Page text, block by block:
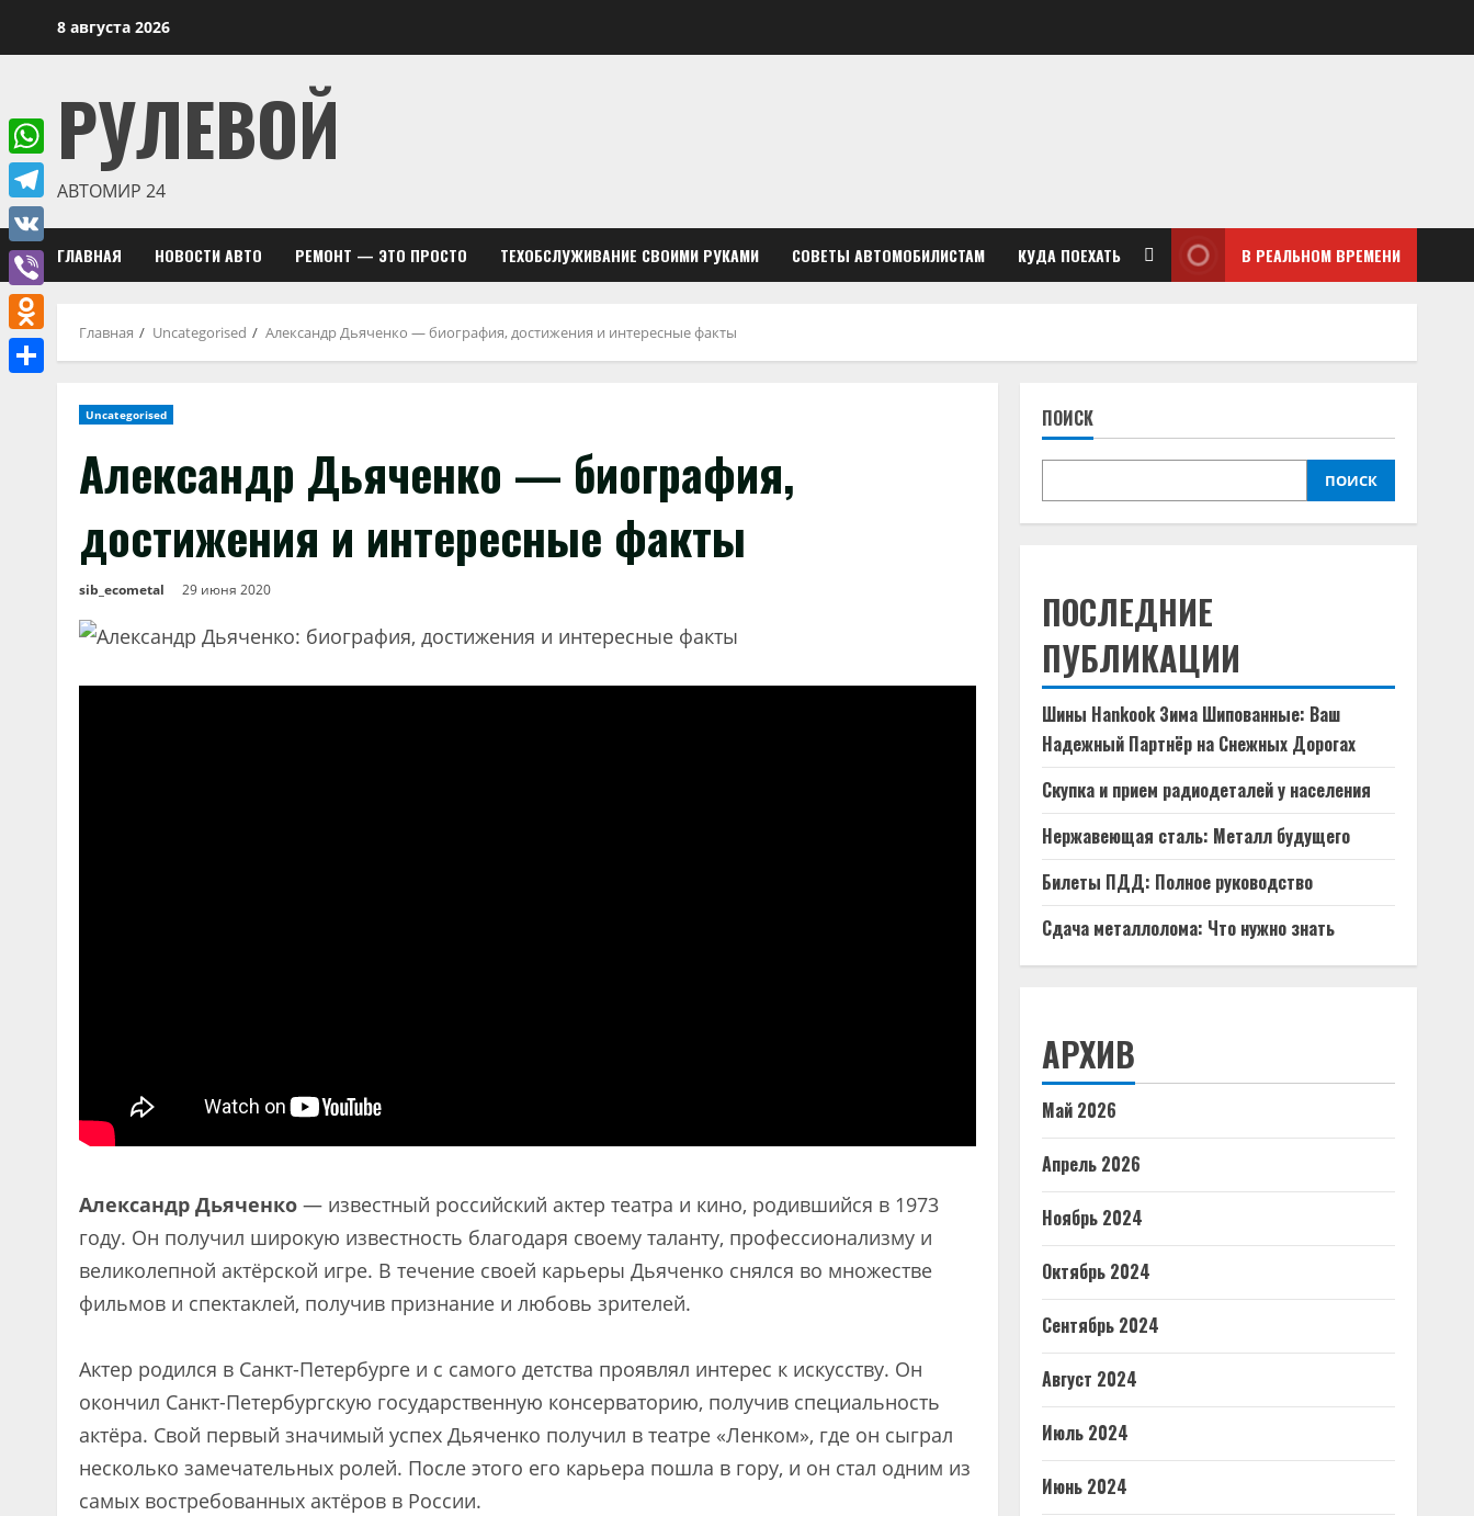
8 августа 2026
РУЛЕВОЙ
АВТОМИР 24
ГЛАВНАЯ НОВОСТИ АВТО РЕМОНТ — ЭТО ПРОСТО ТЕХОБСЛУЖИВАНИЕ СВОИМИ РУКАМИ СОВЕТЫ АВТОМОБИЛИСТАМ КУДА ПОЕХАТЬ В РЕАЛЬНОМ ВРЕМЕНИ
Главная Uncategorised Александр Дьяченко — биография, достижения и интересные факты
Uncategorised
Александр Дьяченко — биография,
достижения и интересные факты
sib_ecometal 29 июня 2020
Александр Дьяченко — известный российский актер театра и кино, родившийся в 1973
году. Он получил широкую известность благодаря своему таланту, профессионализму и
великолепной актёрской игре. В течение своей карьеры Дьяченко снялся во множестве
фильмов и спектаклей, получив признание и любовь зрителей.
Актер родился в Санкт-Петербурге и с самого детства проявлял интерес к искусству. Он
окончил Санкт-Петербургскую государственную консерваторию, получив специальность
актёра. Свой первый значимый успех Дьяченко получил в театре «Ленком», где он сыграл
несколько замечательных ролей. После этого его карьера пошла в гору, и он стал одним из
самых востребованных актёров в России.
ПОИСК
ПОИСК
ПОСЛЕДНИЕ
ПУБЛИКАЦИИ
Шины Hankook Зима Шипованные: Ваш
Надежный Партнёр на Снежных Дорогах
Скупка и прием радиодеталей у населения
Нержавеющая сталь: Металл будущего
Билеты ПДД: Полное руководство
Сдача металлолома: Что нужно знать
АРХИВ
Май 2026
Апрель 2026
Ноябрь 2024
Октябрь 2024
Сентябрь 2024
Август 2024
Июль 2024
Июнь 2024
WhatsApp
Telegram
VK
Viber
Odnoklassniki